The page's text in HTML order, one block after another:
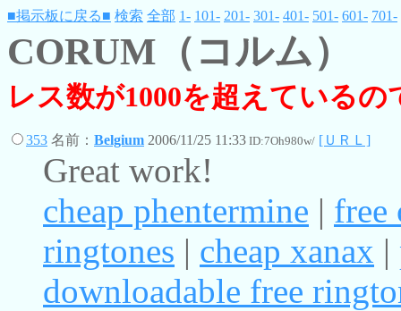
■掲示板に戻る■ 検索 全部 1- 101- 201- 301- 401- 501- 601- 701-
CORUM（コルム）
レス数が1000を超えている
353 名前： Belgium 2006/11/25 11:33 ID:7Oh980w/ [ＵＲＬ]
Great work!
cheap phentermine | free
ringtones | cheap xanax |
downloadable free